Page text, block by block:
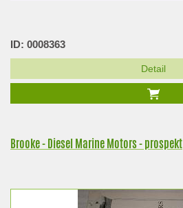
ID: 0008363
Detail
Brooke - Diesel Marine Motors - prospekt